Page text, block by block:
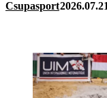
Csupasport